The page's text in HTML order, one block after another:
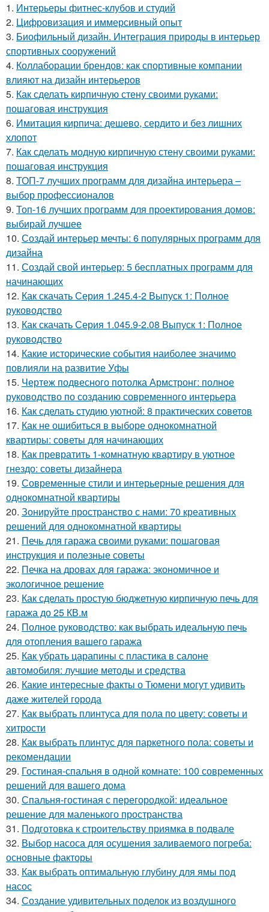
1. Интерьеры фитнес-клубов и студий
2. Цифровизация и иммерсивный опыт
3. Биофильный дизайн. Интеграция природы в интерьер
спортивных сооружений
4. Коллаборации брендов: как спортивные компании
влияют на дизайн интерьеров
5. Как сделать кирпичную стену своими руками:
пошаговая инструкция
6. Имитация кирпича: дешево, сердито и без лишних
хлопот
7. Как сделать модную кирпичную стену своими руками:
пошаговая инструкция
8. ТОП-7 лучших программ для дизайна интерьера –
выбор профессионалов
9. Топ-16 лучших программ для проектирования домов:
выбирай лучшее
10. Создай интерьер мечты: 6 популярных программ для
дизайна
11. Создай свой интерьер: 5 бесплатных программ для
начинающих
12. Как скачать Серия 1.245.4-2 Выпуск 1: Полное
руководство
13. Как скачать Серия 1.045.9-2.08 Выпуск 1: Полное
руководство
14. Какие исторические события наиболее значимо
повлияли на развитие Уфы
15. Чертеж подвесного потолка Армстронг: полное
руководство по созданию современного интерьера
16. Как сделать студию уютной: 8 практических советов
17. Как не ошибиться в выборе однокомнатной
квартиры: советы для начинающих
18. Как превратить 1-комнатную квартиру в уютное
гнездо: советы дизайнера
19. Современные стили и интерьерные решения для
однокомнатной квартиры
20. Зонируйте пространство с нами: 70 креативных
решений для однокомнатной квартиры
21. Печь для гаража своими руками: пошаговая
инструкция и полезные советы
22. Печка на дровах для гаража: экономичное и
экологичное решение
23. Как сделать простую бюджетную кирпичную печь для
гаража до 25 КВ.м
24. Полное руководство: как выбрать идеальную печь
для отопления вашего гаража
25. Как убрать царапины с пластика в салоне
автомобиля: лучшие методы и средства
26. Какие интересные факты о Тюмени могут удивить
даже жителей города
27. Как выбрать плинтуса для пола по цвету: советы и
хитрости
28. Как выбрать плинтус для паркетного пола: советы и
рекомендации
29. Гостиная-спальня в одной комнате: 100 современных
решений для вашего дома
30. Спальня-гостиная с перегородкой: идеальное
решение для маленького пространства
31. Подготовка к строительству приямка в подвале
32. Выбор насоса для осушения заливаемого погреба:
основные факторы
33. Как выбрать оптимальную глубину для ямы под
насос
34. Создание удивительных поделок из воздушного